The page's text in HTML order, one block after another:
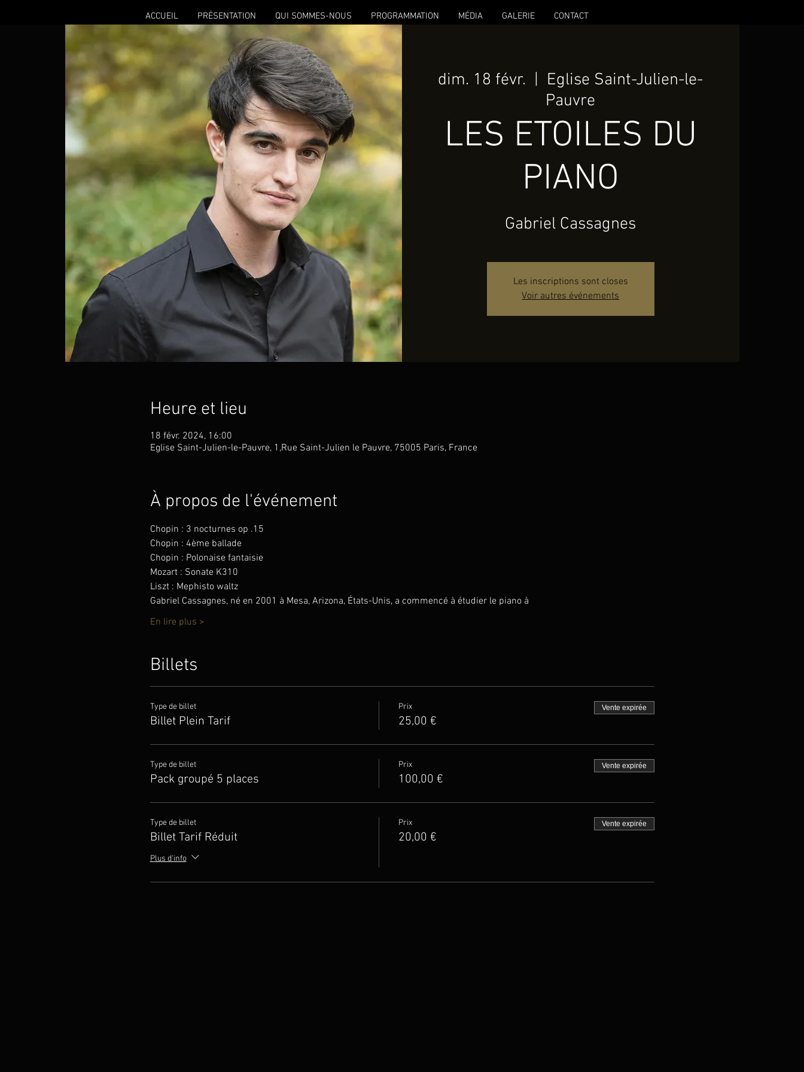
ACCUEIL PRÉSENTATION QUI SOMMES-NOUS PROGRAMMATION MÉDIA GALERIE CONTACT
dim. 18 févr.
  |
Eglise Saint-Julien-le-
Pauvre
LES ETOILES DU
PIANO
Gabriel Cassagnes
Les inscriptions sont closes
Voir autres événements
Heure et lieu
18 févr. 2024, 16:00
Eglise Saint-Julien-le-Pauvre, 1,Rue Saint-Julien le Pauvre, 75005 Paris, France
À propos de l'événement
Chopin : 3 nocturnes op .15
Chopin : 4ème ballade
Chopin : Polonaise fantaisie
Mozart : Sonate K310
Liszt : Mephisto waltz
Gabriel Cassagnes, né en 2001 à Mesa, Arizona, États-Unis, a commencé à étudier le piano à
En lire plus >
Billets
Type de billet
Billet Plein Tarif
Prix
25,00 €
Vente expirée
Type de billet
Pack groupé 5 places
Prix
100,00 €
Vente expirée
Type de billet
Billet Tarif Réduit
Plus d'info
Prix
20,00 €
Vente expirée